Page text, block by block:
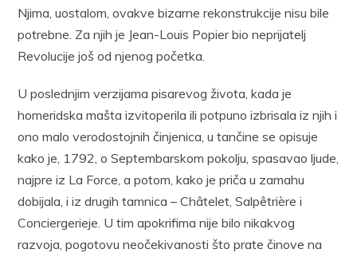
Njima, uostalom, ovakve bizarne rekonstrukcije nisu bile
potrebne. Za njih je Jean-Louis Popier bio neprijatelj
Revolucije još od njenog početka.
U poslednjim verzijama pisarevog života, kada je
homeridska mašta izvitoperila ili potpuno izbrisala iz njih i
ono malo verodostojnih činjenica, u tančine se opisuje
kako je, 1792, o Septembarskom pokolju, spasavao ljude,
najpre iz La Force, a potom, kako je priča u zamahu
dobijala, i iz drugih tamnica – Châtelet, Salpêtrière i
Conciergerieje. U tim apokrifima nije bilo nikakvog
razvoja, pogotovu neočekivanosti što prate činove na